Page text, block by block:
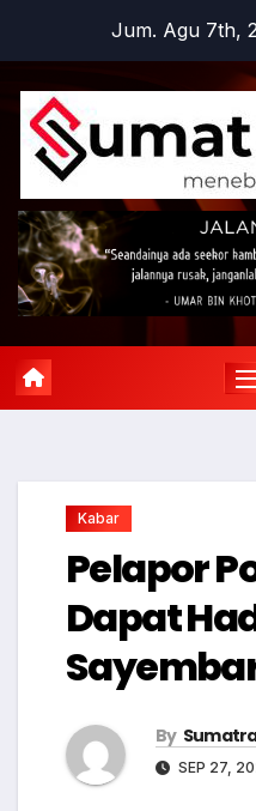
content
Jum. Agu 7th,
Kabar
Pelapor
Dapat
By
SEP 27,